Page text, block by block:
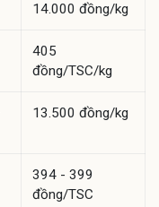
14.000 đồng/kg
405
đồng/TSC/kg
13.500 đồng/kg
394 - 399
đồng/TSC